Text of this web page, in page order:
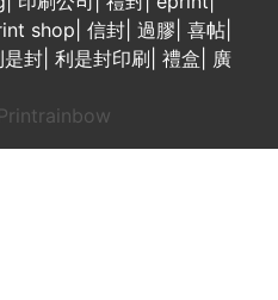
shop 信封 過膠 喜帖
是封 利是封印刷 禮盒
廣